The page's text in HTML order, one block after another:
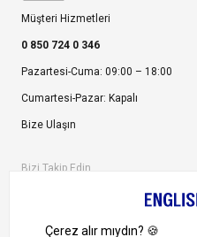
Müşteri Hizmetleri
0 850 724 0 346
Pazartesi-Cuma: 09:00 – 18:00
Cumartesi-Pazar: Kapalı
Bize Ulaşın
Bizi Takip Edin